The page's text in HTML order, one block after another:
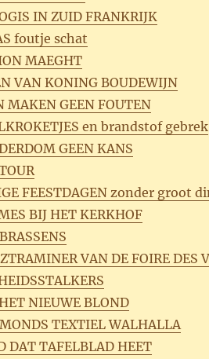
IN ZUID FRANKRIJK
foutje schat
MAEGHT
VAN KONING BOUDEWIJN
MAKEN GEEN FOUTEN
en brandstof gebrek
GEEN KANS
FEESTDAGEN zonder groot
BIJ HET KERKHOF
VAN DE FOIRE DES
NIEUWE BLOND
TEXTIEL WALHALLA
DAT TAFELBLAD HEET